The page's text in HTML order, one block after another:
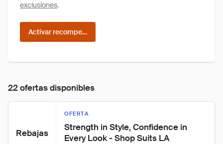
exclusiones.
Activar recompensas
22 ofertas disponibles
Rebajas
OFERTA
Strength in Style, Confidence in
Every Look - Shop Suits LA